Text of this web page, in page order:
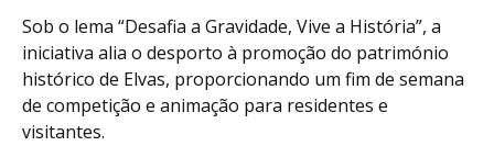
Sob o lema “Desafia a Gravidade, Vive a História”, a
iniciativa alia o desporto à promoção do património
histórico de Elvas, proporcionando um fim de semana
de competição e animação para residentes e
visitantes.